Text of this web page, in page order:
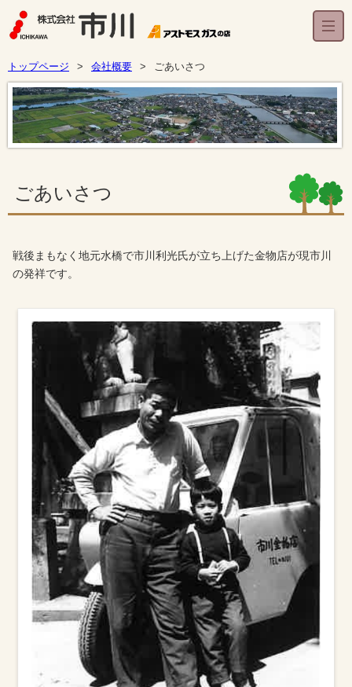
トップページ 会社概要 ごあいさつ
ごあいさつ
戦後まもなく地元水橋で市川利光氏が立ち上げた金物店が現市川
の発祥です。